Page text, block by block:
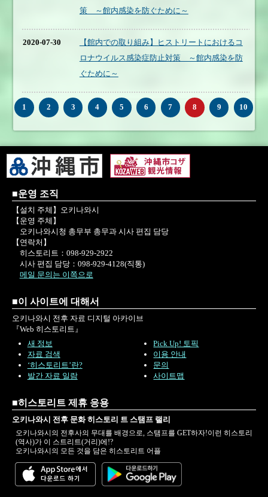
策 ～館内感染を防ぐために～
2020-07-30
【館内での取り組み】ヒストリートにおけるコ
ロナウイルス感染症防止対策 ～館内感染を防
ぐために～
1 2 3 4 5 6 7 8 9 10
■운영 조직
【설치 주체】오키나와시
【운영 주체】
오키나와시청 총무부 총무과 시사 편집 담당
【연락처】
히스토리트：098-929-2922
시사 편집 담당：098-929-4128(직통)
메일 문의는 이쪽으로
■이 사이트에 대해서
오키나와시 전후 자료 디지털 아카이브
『Web 히스토리트』
새 정보
자료 검색
‘히스토리트’란?
발간 자료 일람
Pick Up! 토픽
이용 안내
문의
사이트맵
■히스토리트 제휴 응용
오키나와시 전후 문화 히스토리 트 스탬프 랠리
오키나와시의 전후사의 무대를 배경으로, 스탬프를 GET하자!이런 히스토리
(역사)가 이 스트리트(거리)에!?
오키나와시의 모든 것을 담은 히스토리트 어플